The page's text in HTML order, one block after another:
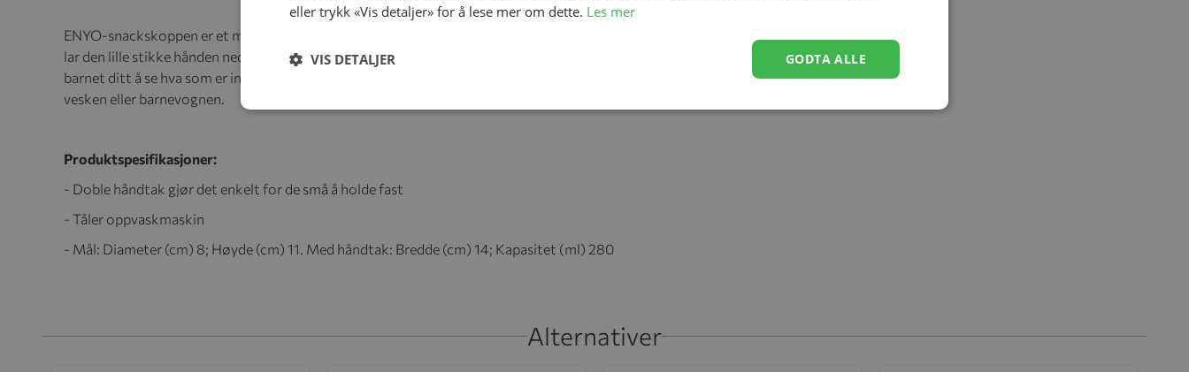
ENYO-snackskoppen er et must å ha med seg for snacks på farten. Den har en skånsom silikonmembran som
lar den lille stikke hånden nedi koppen og ta en matbit. Den klare tritanbeholderen med lekne trykk hjelper
barnet ditt å se hva som er inni koppen, mens lokket sørger for at alt holder seg inni når det oppbevares i
vesken eller barnevognen.
Produktspesifikasjoner:
- Doble håndtak gjør det enkelt for de små å holde fast
- Tåler oppvaskmaskin
- Mål: Diameter (cm) 8; Høyde (cm) 11. Med håndtak: Bredde (cm) 14; Kapasitet (ml) 280
Alternativer
eller trykk «Vis detaljer» for å lese mer om dette. Les mer
GODTA ALLE
VIS DETALJER